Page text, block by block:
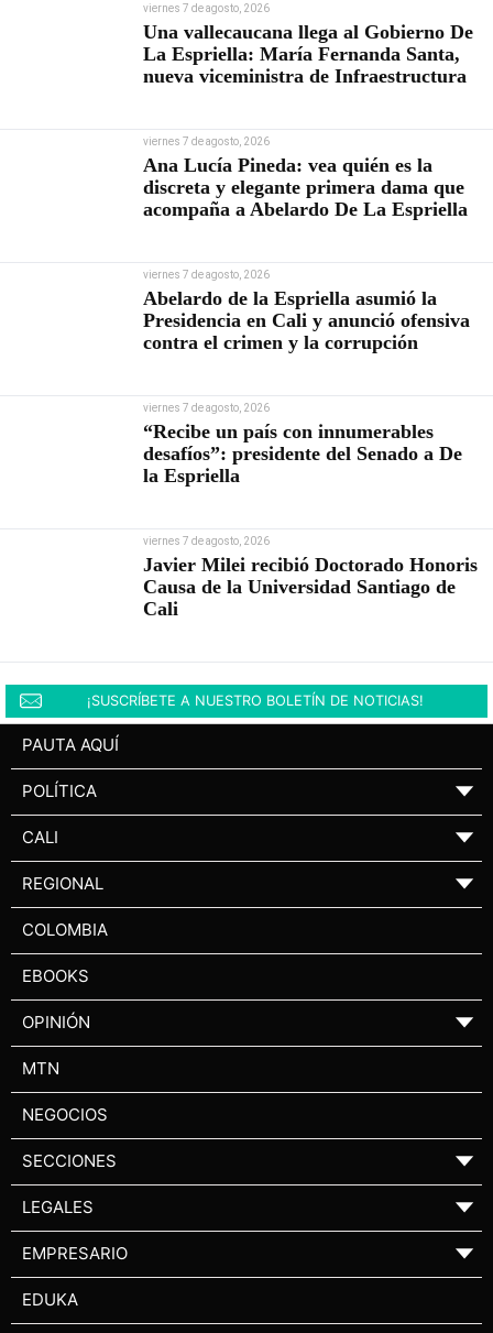
viernes 7 de agosto, 2026
Una vallecaucana llega al Gobierno De
La Espriella: María Fernanda Santa,
nueva viceministra de Infraestructura
viernes 7 de agosto, 2026
Ana Lucía Pineda: vea quién es la
discreta y elegante primera dama que
acompaña a Abelardo De La Espriella
viernes 7 de agosto, 2026
Abelardo de la Espriella asumió la
Presidencia en Cali y anunció ofensiva
contra el crimen y la corrupción
viernes 7 de agosto, 2026
“Recibe un país con innumerables
desafíos”: presidente del Senado a De
la Espriella
viernes 7 de agosto, 2026
Javier Milei recibió Doctorado Honoris
Causa de la Universidad Santiago de
Cali
¡SUSCRÍBETE A NUESTRO BOLETÍN DE NOTICIAS!
PAUTA AQUÍ
POLÍTICA ▼
CALI ▼
REGIONAL ▼
COLOMBIA
EBOOKS
OPINIÓN ▼
MTN
NEGOCIOS
SECCIONES ▼
LEGALES ▼
EMPRESARIO ▼
EDUKA